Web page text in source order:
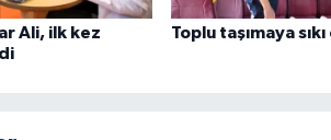
Ali, ilk kez
Toplu taşımaya